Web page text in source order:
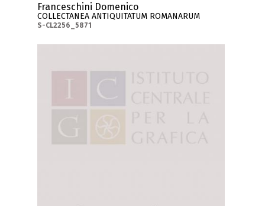
Franceschini Domenico
COLLECTANEA ANTIQUITATUM ROMANARUM
S-CL2256_5871